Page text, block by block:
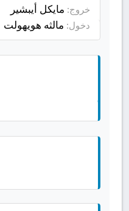
خروج: مايكل أيبشير
دخول: مالثه هويهولت